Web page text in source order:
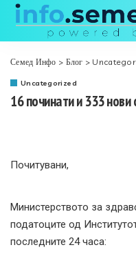
Семед Инфо > Блог >
Uncategorized
16 починати и 333 нови
Почитувани,
Министерството за
податоците од
последните 24 часа: